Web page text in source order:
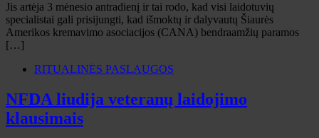
Jis artėja 3 mėnesio antradienį ir tai rodo, kad visi laidotuvių
specialistai gali prisijungti, kad išmoktų ir dalyvautų Šiaurės
Amerikos kremavimo asociacijos (CANA) bendraamžių paramos
[…]
RITUALINĖS PASLAUGOS
NFDA liudija veteranų laidojimo
klausimais